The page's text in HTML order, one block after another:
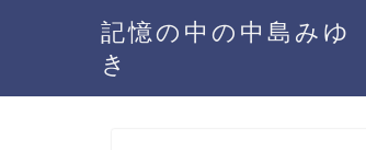
記憶の中の中島みゆ
き